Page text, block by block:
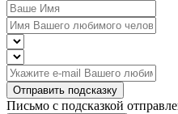
Отправить подсказку
Письмо с подсказкой